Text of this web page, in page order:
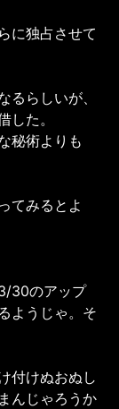
に独占させて
るらしいが、
した。
秘術よりも
てみるとよ
30のアップ
ようじゃ。そ
付けぬおぬし
んじゃろうか